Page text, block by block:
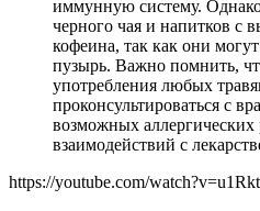
иммунную систему. Однако
черного чая и напитков с
кофеина, так как они
пузырь. Важно помнить,
употребления любых
проконсультироваться с
возможных аллергических
взаимодействий с
https://youtube.com/